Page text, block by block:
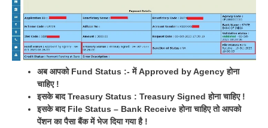
अब आपको Fund Status :- में Approved by Agency होना
चाहिए !
इसके बाद Treasury Status : Treasury Signed होना चाहिए !
इसके बाद File Status – Bank Receive होना चाहिए तो आपको
पेंशन का पैसा बैंक में भेज दिया गया है !